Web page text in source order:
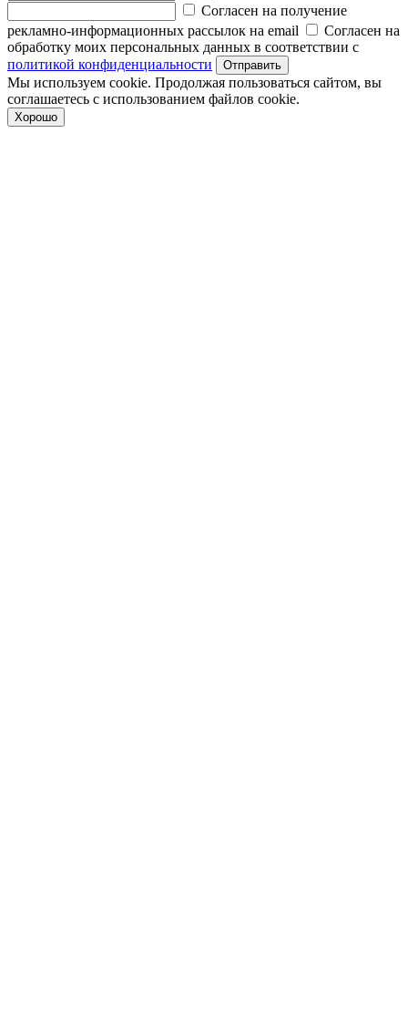
Согласен на получение
рекламно-информационных рассылок на email
Согласен на
обработку моих персональных данных в соответствии с
политикой конфиденциальности
Отправить
Мы используем cookie. Продолжая пользоваться сайтом, вы
соглашаетесь с использованием файлов cookie.
Хорошо